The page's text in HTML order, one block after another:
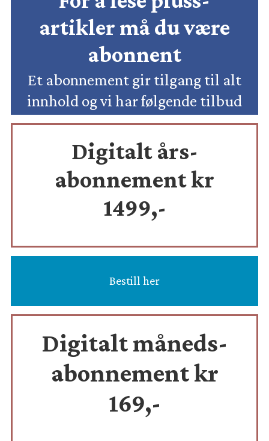
artikler må du være
abonnent
Et abonnement gir tilgang til alt
innhold og vi har følgende tilbud
Digitalt års-
abonnement kr
1499,-
Bestill her
Digitalt måneds-
abonnement kr
169,-